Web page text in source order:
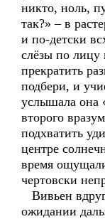
никто, ноль,
так?» – в
и по-детски
слёзы по лицу
прекратить
подбери, и
услышала она
второго
подхватить
центре
время
чертовски
Вивьен
ожидании